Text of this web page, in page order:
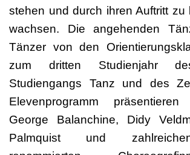
stehen und durch ihren Auftritt zu
wachsen. Die angehenden
Tänzer von den
zum dritten Studienjahr
Studiengangs Tanz und des
Elevenprogramm
George Balanchine, Didy
Palmquist und